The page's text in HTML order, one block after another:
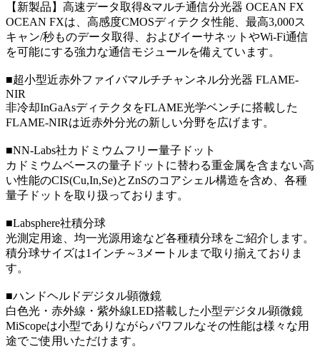
【新製品】高速データ取得&マルチ通信分光器 OCEAN FX
OCEAN FXは、高感度CMOSディテクタ性能、最高3,000ス
キャン/秒ものデータ取得、およびイーサネットやWi-Fi通信
を可能にする強力な通信モジュールを備えています。
■超小型近赤外ファイバマルチチャンネル分光器 FLAME-
NIR
非冷却InGaAsディテクタをFLAME光学ベンチに搭載した
FLAME-NIRは近赤外分光の新しい分野を広げます。
■NN-Labs社カドミウムフリー量子ドット
カドミウムベースの量子ドットに替わる重金属を含まない高
い性能のCIS(Cu,In,Se)とZnSのコアシェル構造を含め、各種
量子ドットを取り扱っております。
■Labsphere社積分球
光測定用途、均一光源用途など各種積分球をご紹介します。
積分球サイズは1インチ～3メートルまで取り揃えておりま
す。
■ハンドヘルドデジタル顕微鏡
白色光・赤外線・紫外線LED搭載した小型デジタル顕微鏡
MiScopeは小型でありながらパワフルなその性能は様々な用
途でご使用いただけます。